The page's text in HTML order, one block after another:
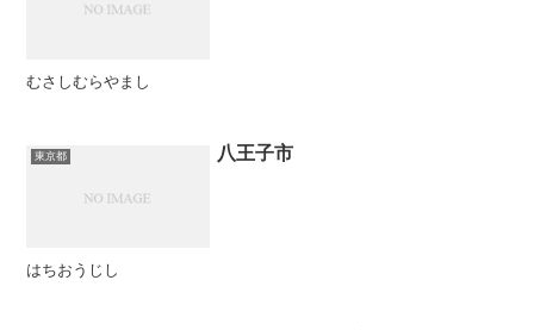
むさしむらやまし
東京都 八王子市
はちおうじし